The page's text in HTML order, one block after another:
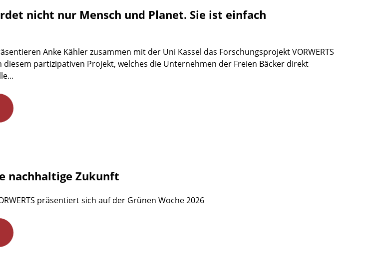
nicht nur Mensch und Planet. Sie ist einfach
Anke Kähler zusammen mit der Uni Kassel das Forschungsprojekt VORWERTS
diesem partizipativen Projekt, welches die Unternehmen der Freien Bäcker direkt
nachhaltige Zukunft
präsentiert sich auf der Grünen Woche 2026